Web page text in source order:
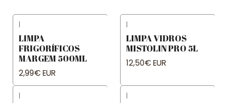
|
LIMPA
FRIGORÍFICOS
MARGEM 500ML
2,99€ EUR
|
LIMPA VIDROS
MISTOLIN PRO 5L
12,50€ EUR
| |